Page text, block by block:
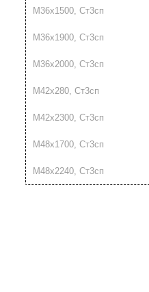
М36х1500, Ст3сп
М36х1900, Ст3сп
М36х2000, Ст3сп
М42х280, Ст3сп
М42х2300, Ст3сп
М48х1700, Ст3сп
М48х2240, Ст3сп